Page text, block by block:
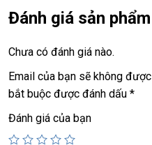
+ ram32G.
+ lcd 16in 2K
ips (
+ vga intel Iris Xe graphics
+ webcam, usb type C…
Đánh giá sản phẩm
Chưa có đánh giá nào.
Email của bạn sẽ không
bắt buộc được đánh dấu *
Đánh giá của bạn